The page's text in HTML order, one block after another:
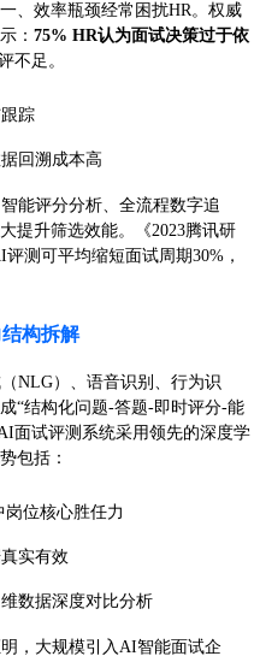
、效率瓶颈经常困扰HR。权威
： 75% HR认为面试决策过于依
不足。
踪
回溯成本高
能评分分析、全流程数字追
提升筛选效能。《2023腾讯研
测可平均缩短面试周期30%，
构拆解
NLG）、语音识别、行为识
“结构化问题-答题-即时评分-能
面试评测系统采用领先的深度学
包括：
位核心胜任力
实有效
数据深度对比分析
，大规模引入AI智能面试企